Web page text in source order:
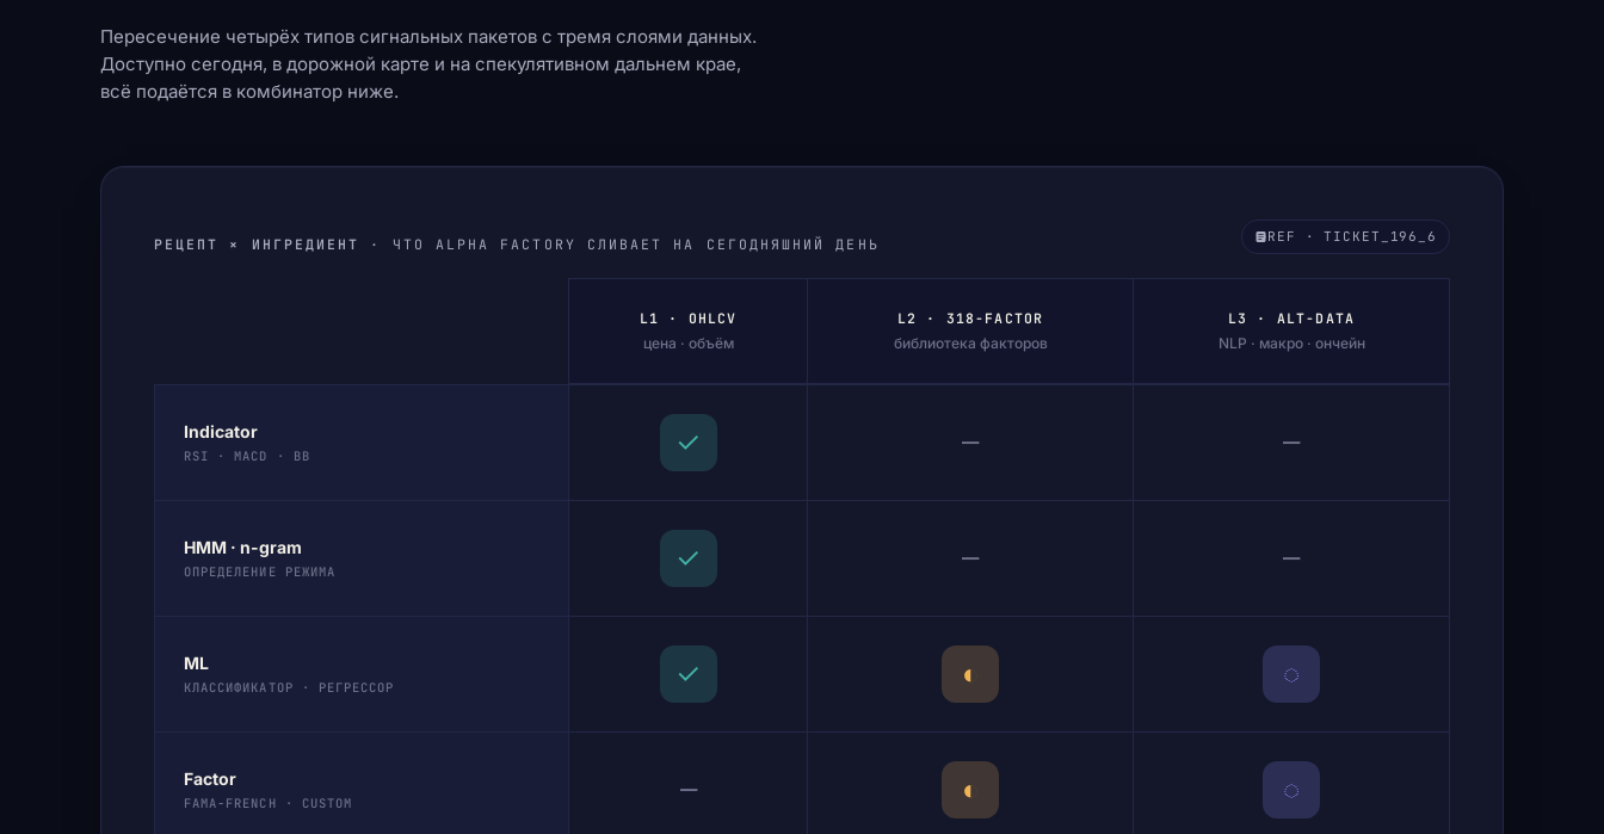
Пересечение четырёх типов сигнальных пакетов с тремя слоями данных.
Доступно сегодня, в дорожной карте и на спекулятивном дальнем крае,
всё подаётся в комбинатор ниже.
РЕЦЕПТ × ИНГРЕДИЕНТ · ЧТО ALPHA FACTORY СЛИВАЕТ НА СЕГОДНЯШНИЙ ДЕНЬ REF · TICKET_196_6
L1 · OHLCV
цена · объём
L2 · 318-FACTOR
библиотека факторов
L3 · ALT-DATA
NLP · макро · ончейн
Indicator
RSI · MACD · BB ✓ — —
HMM · n-gram
ОПРЕДЕЛЕНИЕ РЕЖИМА ✓ — —
ML
КЛАССИФИКАТОР · РЕГРЕССОР ✓ ◐ ◌
Factor
FAMA-FRENCH · CUSTOM — ◐ ◌